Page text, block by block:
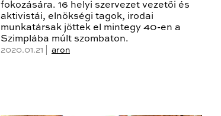
fokozására. 16 helyi szervezet vezetői és
aktivistái, elnökségi tagok, irodai
munkatársak jöttek el mintegy 40-en a
Szimplába múlt szombaton.
2020.01.21 | aron